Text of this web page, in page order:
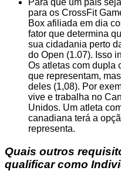
Para que um país
para os CrossFit
Box afiliada em dia
fator que determina
sua cidadania perto
do Open (1.07). Isso
Os atletas com dupla
que representam,
deles (1,08). Por
vive e trabalha no
Unidos. Um atleta
canadiana terá a
representa.
Quais outros
qualificar como